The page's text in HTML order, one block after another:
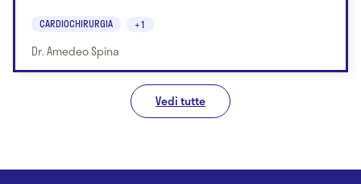
CARDIOCHIRURGIA +1
Dr. Amedeo Spina
Vedi tutte